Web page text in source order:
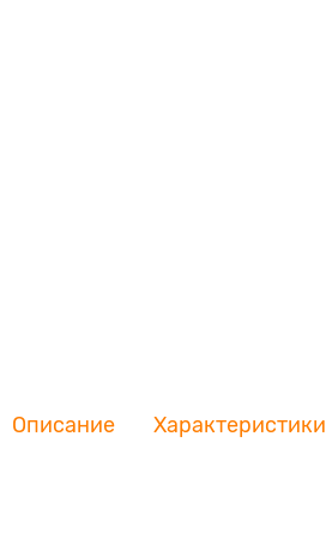
Описание Характеристики